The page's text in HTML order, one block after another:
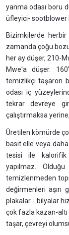
yanma odası boru
üfleyici- sootblower
Bizimkilerde
zamanda çoğu
her ay düşer, 210-
Mwe'a düşer.
temizlikçi taşaron
odası iç
tekrar devreye
çalıştırmaksa
Üretilen kömürde
basit elle veya
tesisi ile kalorifik
yapılmaz.
temizlenmeden
değirmenleri aşırı
plakalar - bilyalar
çok fazla kazan-altı
taşar, çevreyi